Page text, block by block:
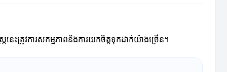
នេះត្រូវការសកម្មភាពនិងការយកចិត្តទុកដាក់យ៉ាងច្រើន។